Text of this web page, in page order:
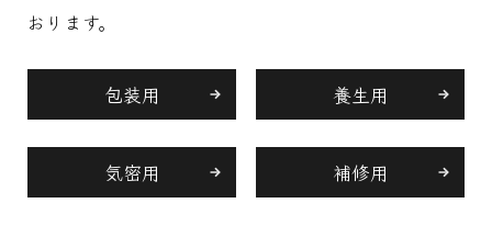
おります。
包装用 養生用
気密用 補修用